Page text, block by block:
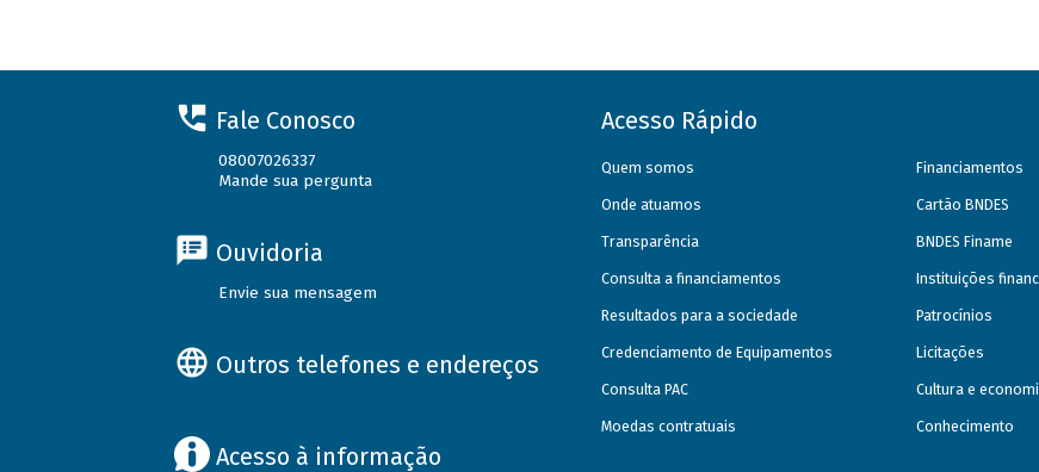
Fale Conosco
08007026337
Mande sua pergunta
Ouvidoria
Envie sua mensagem
Outros telefones e endereços
Acesso à informação
Acesso Rápido
Quem somos
Onde atuamos
Transparência
Consulta a financiamentos
Resultados para a sociedade
Credenciamento de Equipamentos
Consulta PAC
Moedas contratuais
Financiamentos
Cartão BNDES
BNDES Finame
Instituições
Patrocínios
Licitações
Cultura e
Conhecimento